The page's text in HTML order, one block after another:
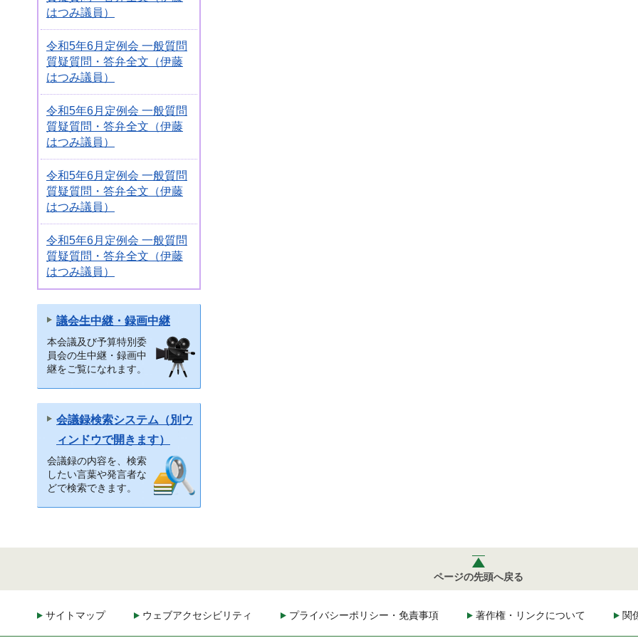
はつみ議員）
令和5年6月定例会 一般質問
質疑質問・答弁全文（伊藤
はつみ議員）
令和5年6月定例会 一般質問
質疑質問・答弁全文（伊藤
はつみ議員）
令和5年6月定例会 一般質問
質疑質問・答弁全文（伊藤
はつみ議員）
令和5年6月定例会 一般質問
質疑質問・答弁全文（伊藤
はつみ議員）
議会生中継・録画中継
本会議及び予算特別委
員会の生中継・録画中
継をご覧になれます。
会議録検索システム（別ウ
ィンドウで開きます）
会議録の内容を、検索
したい言葉や発言者な
どで検索できます。
ページの先頭へ戻る
サイトマップ ウェブアクセシビリティ プライバシーポリシー・免責事項 著作権・リンクについて 関